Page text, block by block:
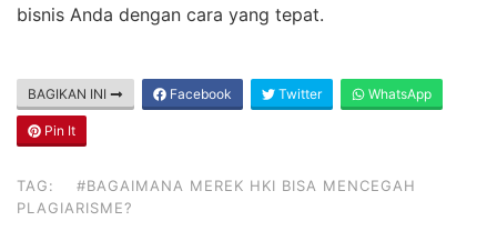
bisnis Anda dengan cara yang tepat.
BAGIKAN INI Facebook Twitter WhatsApp
Pin It
TAG:
#BAGAIMANA MEREK HKI BISA MENCEGAH
PLAGIARISME?